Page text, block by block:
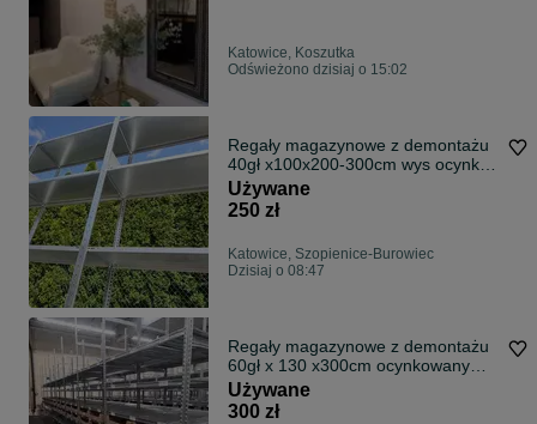
Katowice, Koszutka
Odświeżono dzisiaj o 15:02
Regały magazynowe z demontażu
40gł x100x200-300cm wys ocynk
ocynkowany
Używane
250 zł
Katowice, Szopienice-Burowiec
Dzisiaj o 08:47
Regały magazynowe z demontażu
60gł x 130 x300cm ocynkowany
Metalsisem
Używane
300 zł